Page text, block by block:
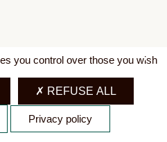
X
you control over those you wish
REFUSE ALL
Privacy policy